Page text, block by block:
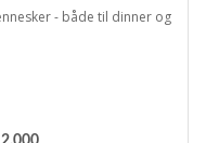
- både til dinner og